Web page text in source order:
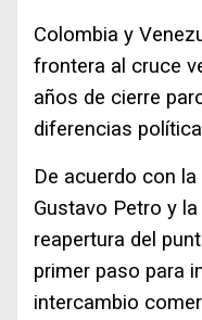
Colombia y
frontera al cruce
años de cierre
diferencias
De acuerdo con
Gustavo Petro y
reapertura del
primer paso para
intercambio